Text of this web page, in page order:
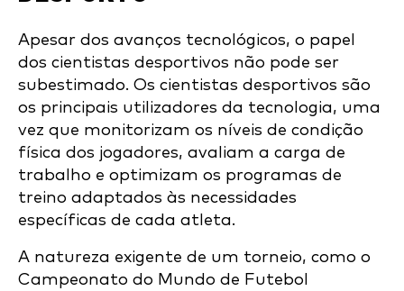
Apesar dos avanços tecnológicos, o papel
dos cientistas desportivos não pode ser
subestimado. Os cientistas desportivos são
os principais utilizadores da tecnologia, uma
vez que monitorizam os níveis de condição
física dos jogadores, avaliam a carga de
trabalho e optimizam os programas de
treino adaptados às necessidades
específicas de cada atleta.
A natureza exigente de um torneio, como o
Campeonato do Mundo de Futebol